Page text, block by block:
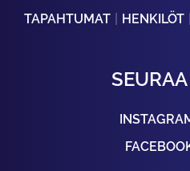
TAPAHTUMAT HENKILÖT